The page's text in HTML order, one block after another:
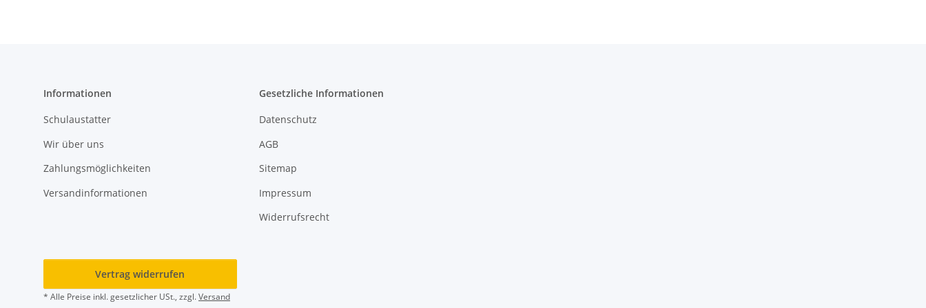
Informationen
Schulaustatter
Wir über uns
Zahlungsmöglichkeiten
Versandinformationen
Gesetzliche Informationen
Datenschutz
AGB
Sitemap
Impressum
Widerrufsrecht
Vertrag widerrufen
* Alle Preise inkl. gesetzlicher USt., zzgl.Versand